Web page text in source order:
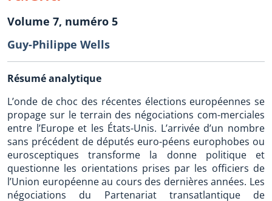
Volume 7, numéro 5
Guy-Philippe Wells
Résumé analytique
L’onde de choc des récentes élections européennes se
propage sur le terrain des négociations com-merciales
entre l’Europe et les États-Unis. L’arrivée d’un nombre
sans précédent de députés euro-péens europhobes ou
eurosceptiques transforme la donne politique et
questionne les orientations prises par les officiers de
l’Union européenne au cours des dernières années. Les
négociations du Partenariat transatlantique de